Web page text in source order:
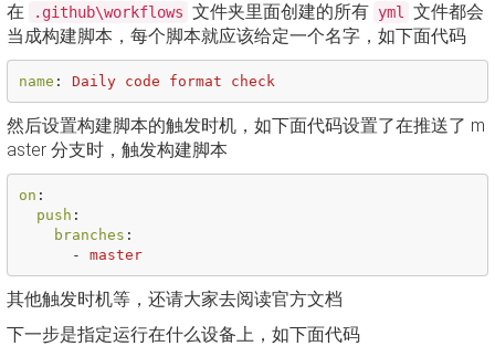
在
.github\workflows 文件夹里面创建的所有 yml
文件都会
当成构建脚本，每个脚本就应该给定一个名字，如下面代码
name : Daily code format check
然后设置构建脚本的触发时机，如下面代码设置了在推送了 m
aster 分支时，触发构建脚本
on :
push :
branches :
-
master
其他触发时机等，还请大家去阅读官方文档
下一步是指定运行在什么设备上，如下面代码